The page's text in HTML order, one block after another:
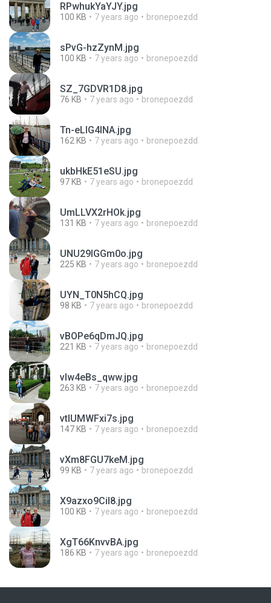
RPwhukYaYJY.jpg
100 KB 7 years ago bronepoezdd
sPvG-hzZynM.jpg
100 KB 7 years ago bronepoezdd
SZ_7GDVR1D8.jpg
76 KB 7 years ago bronepoezdd
Tn-eLlG4INA.jpg
162 KB 7 years ago bronepoezdd
ukbHkE51eSU.jpg
97 KB 7 years ago bronepoezdd
UmLLVX2rHOk.jpg
131 KB 7 years ago bronepoezdd
UNU29IGGm0o.jpg
225 KB 7 years ago bronepoezdd
UYN_T0N5hCQ.jpg
98 KB 7 years ago bronepoezdd
vBOPe6qDmJQ.jpg
221 KB 7 years ago bronepoezdd
vlw4eBs_qww.jpg
263 KB 7 years ago bronepoezdd
vtIUMWFxi7s.jpg
147 KB 7 years ago bronepoezdd
vXm8FGU7keM.jpg
99 KB 7 years ago bronepoezdd
X9azxo9Cil8.jpg
100 KB 7 years ago bronepoezdd
XgT66KnvvBA.jpg
186 KB 7 years ago bronepoezdd